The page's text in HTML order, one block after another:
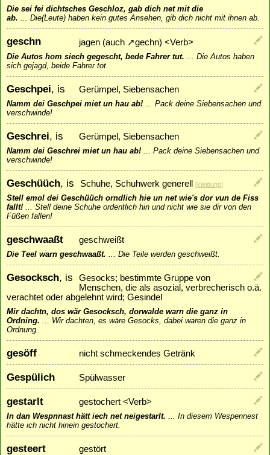
Die sei fei dichtsches Geschloz, gab dich net mit die
ab.
Die(Leute) haben kein gutes Ansehen, gib dich nicht mit ihnen ab.
geschn jagen (auch ↗gechn) <Verb>
Die Autos hom siech gegescht, bede Fahrer tut.
Die Autos haben
sich gejagd, beide Fahrer tot.
Geschpei, is Gerümpel, Siebensachen
Namm dei Geschpei miet un hau ab!
Pack deine Siebensachen und
verschwinde!
Geschrei, is Gerümpel, Siebensachen
Namm dei Geschrei miet un hau ab!
Pack deine Siebensachen und
verschwinde!
Geschüüch, is Schuhe, Schuhwerk generell [kleidung]
Stell emol dei Geschüüch orndlich hie un net wie's dor vun de Fiss
fallt!
Stell deine Schuhe ordentlich hin und nicht wie sie dir von den
Füßen fallen!
geschwaaßt geschweißt
Die Teel warn geschwaaßt. Die Teile werden geschweißt.
Gesocksch, is
Gesocks; bestimmte Gruppe von
Menschen, die als asozial, verbrecherisch o.ä.
verachtet oder abgelehnt wird; Gesindel
Mir dachtn, dos wär Gesocksch, dorwalde warn die ganz in
Ordning.
Wir dachten, es wäre Gesocks, dabei waren die ganz in
Ordnung.
gesöff nicht schmeckendes Getränk
Gespülich Spülwasser
gestarlt gestochert <Verb>
In dan Wespnnast hätt iech net neigestarlt.
In diesem Wespennest
hätte ich nicht hinein gestochert.
gesteert gestört